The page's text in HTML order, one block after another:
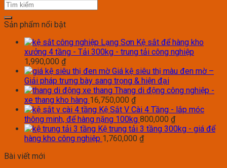
Sản phẩm nổi bật
Kệ sắt để hàng kho
xưởng 4 tầng - Tải 300kg - trung tải công nghiệp
1,990,000 ₫
Giá kệ siêu thị màu đen mờ –
Giải pháp trưng bày sang trọng & hiện đại
Thang di động công nghiệp -
xe thang kho hàng 16,750,000 ₫
Kệ Sắt V Cài 4 Tầng - lắp móc
thông minh, để hàng nặng 100kg 800,000 ₫
Kệ trung tải 3 tầng 300kg - giá để
hàng kho công nghiệp 1,760,000 ₫
Bài viết mới